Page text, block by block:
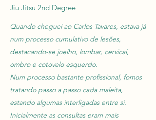
Jiu Jitsu 2nd Degree
Quando cheguei ao Carlos Tavares, estava já
num processo cumulativo de lesões,
destacando-se joelho, lombar, cervical,
ombro e cotovelo esquerdo.
Num processo bastante profissional, fomos
tratando passo a passo cada maleita,
estando algumas interligadas entre si.
Inicialmente as consultas eram mais